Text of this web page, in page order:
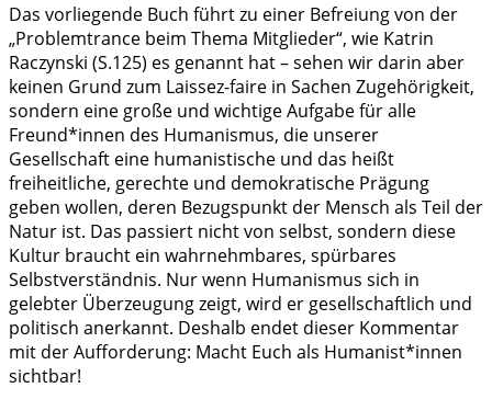
Das vorliegende Buch führt zu einer Befreiung von der
„Problemtrance beim Thema Mitglieder“, wie Katrin
Raczynski (S.125) es genannt hat – sehen wir darin aber
keinen Grund zum Laissez-faire in Sachen Zugehörigkeit,
sondern eine große und wichtige Aufgabe für alle
Freund*innen des Humanismus, die unserer
Gesellschaft eine humanistische und das heißt
freiheitliche, gerechte und demokratische Prägung
geben wollen, deren Bezugspunkt der Mensch als Teil der
Natur ist. Das passiert nicht von selbst, sondern diese
Kultur braucht ein wahrnehmbares, spürbares
Selbstverständnis. Nur wenn Humanismus sich in
gelebter Überzeugung zeigt, wird er gesellschaftlich und
politisch anerkannt. Deshalb endet dieser Kommentar
mit der Aufforderung: Macht Euch als Humanist*innen
sichtbar!